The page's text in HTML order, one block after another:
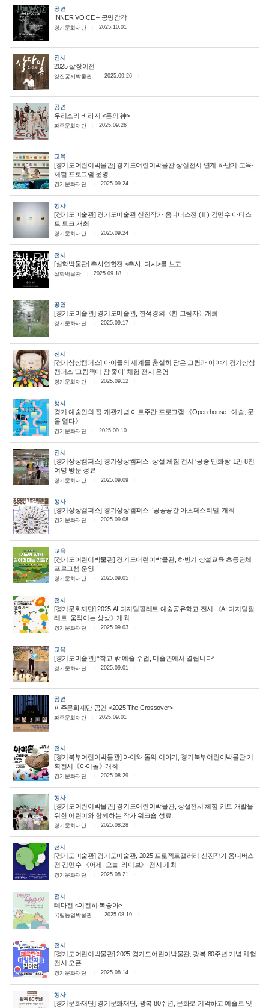
공연
INNER VOICE – 공명감각
경기문화재단 2025.10.01
전시
2025 살장이전
영집궁시박물관 2025.09.26
공연
우리소리 바라지 <돈의 神>
파주문화재단 2025.09.26
교육
[경기도어린이박물관] 경기도어린이박물관 상설전시 연계 하반기 교육·
체험 프로그램 운영
경기문화재단 2025.09.24
행사
[경기도미술관] 경기도미술관 신진작가 옴니버스전 (Ⅱ) 김민수 아티스
트 토크 개최
경기문화재단 2025.09.24
전시
[실학박물관] 추사연합전 <추사, 다시>를 보고
실학박물관 2025.09.18
공연
[경기도미술관] 경기도미술관, 한석경의〈흰 그림자〉개최
경기문화재단 2025.09.17
전시
[경기상상캠퍼스] 아이들의 세계를 충실히 담은 그림과 이야기 경기상상
캠퍼스 ‘그림책이 참 좋아’ 체험 전시 운영
경기문화재단 2025.09.12
행사
경기 예술인의 집 개관기념 아트주간 프로그램 《Open house : 예술, 문
을 열다》
경기문화재단 2025.09.10
전시
[경기상상캠퍼스] 경기상상캠퍼스, 상설 체험 전시 ‘공중 만화탕’ 1만 8천
여명 방문 성료
경기문화재단 2025.09.09
행사
[경기상상캠퍼스] 경기상상캠퍼스, ‘공공공간 아츠페스티벌’ 개최
경기문화재단 2025.09.08
교육
[경기도어린이박물관] 경기도어린이박물관, 하반기 상설교육 초등단체
프로그램 운영
경기문화재단 2025.09.05
전시
[경기문화재단] 2025 AI 디지털팔레트 예술공유학교 전시 《AI 디지털팔
레트: 움직이는 상상》개최
경기문화재단 2025.09.03
교육
[경기도미술관] “학교 밖 예술 수업, 미술관에서 열립니다”
경기문화재단 2025.09.01
공연
파주문화재단 공연 <2025 The Crossover>
파주문화재단 2025.09.01
전시
[경기북부어린이박물관] 아이와 돌의 이야기, 경기북부어린이박물관 기
획전시《아이돌》개최
경기문화재단 2025.08.29
행사
[경기도어린이박물관] 경기도어린이박물관, 상설전시 체험 키트 개발을
위한 어린이와 함께하는 작가 워크숍 성료
경기문화재단 2025.08.28
전시
[경기도미술관] 경기도미술관, 2025 프로젝트갤러리 신진작가 옴니버스
전 김민수 《어제, 오늘, 라이브》 전시 개최
경기문화재단 2025.08.21
전시
테마전 <여전히 복숭아>
국립농업박물관 2025.08.19
전시
[경기도어린이박물관] 2025 경기도어린이박물관, 광복 80주년 기념 체험
전시 오픈
경기문화재단 2025.08.14
행사
[경기문화재단] 경기문화재단, 광복 80주년, 문화로 기억하고 예술로 잇